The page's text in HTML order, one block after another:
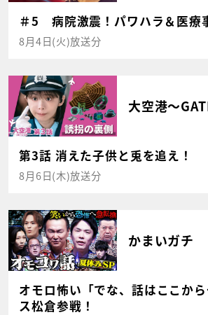
＃5 病院激震！パワハラ＆医療
8月4日(火)放送分
大空港～
第3話 消えた子供と兎を追え！
8月6日(木)放送分
かまいガチ
オモロ怖い「でな、話はここか
ス松倉参戦！